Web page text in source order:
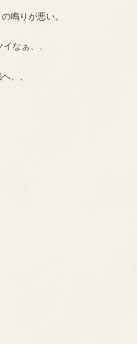
鳴りが悪い。
なぁ、、
、、